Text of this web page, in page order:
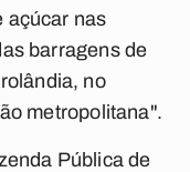
açúcar nas
barragens de
no
metropolitana".
Pública de